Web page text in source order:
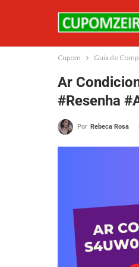
Cupom Guia de
Ar
#Resenha
Por Rebeca Rosa